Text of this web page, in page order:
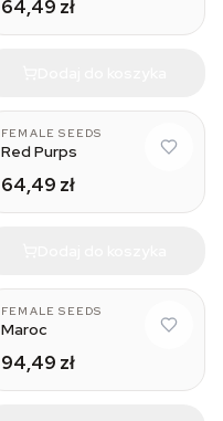
64,49 zł
FEMALE SEEDS
Red Purps
64,49 zł
FEMALE SEEDS
Maroc
94,49 zł